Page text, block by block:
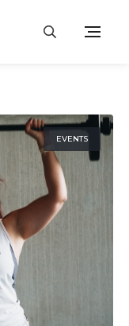
EVENTS